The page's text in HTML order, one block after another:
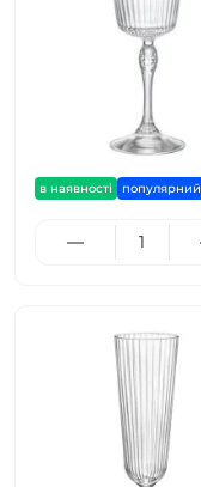
в наявності популярний